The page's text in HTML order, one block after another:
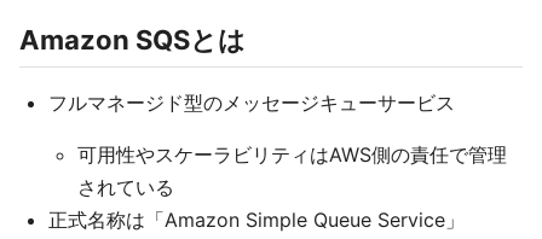
Amazon SQSとは
フルマネージド型のメッセージキューサービス
可用性やスケーラビリティはAWS側の責任で管理
されている
正式名称は「Amazon Simple Queue Service」